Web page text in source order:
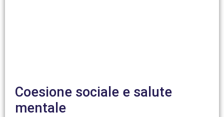
Coesione sociale e salute
mentale